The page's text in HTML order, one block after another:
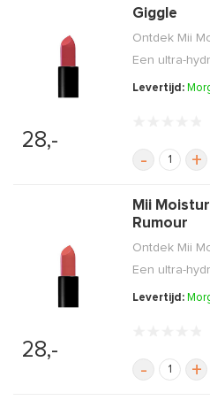
28,-
Giggle
Ontdek Mii
Een ultra-
Levertijd:
- +
28,-
Mii
Rumour
Ontdek Mii
Een ultra-
Levertijd:
- +